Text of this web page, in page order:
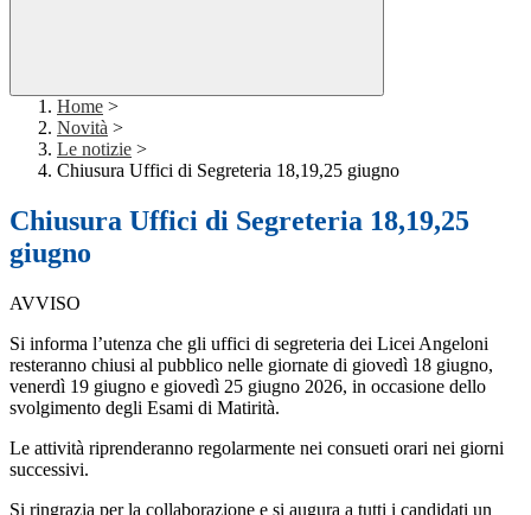
Home >
Novità >
Le notizie >
Chiusura Uffici di Segreteria 18,19,25 giugno
Chiusura Uffici di Segreteria 18,19,25
giugno
AVVISO
Si informa l’utenza che gli uffici di segreteria dei Licei Angeloni
resteranno chiusi al pubblico nelle giornate di giovedì 18 giugno,
venerdì 19 giugno e giovedì 25 giugno 2026, in occasione dello
svolgimento degli Esami di Matirità.
Le attività riprenderanno regolarmente nei consueti orari nei giorni
successivi.
Si ringrazia per la collaborazione e si augura a tutti i candidati un